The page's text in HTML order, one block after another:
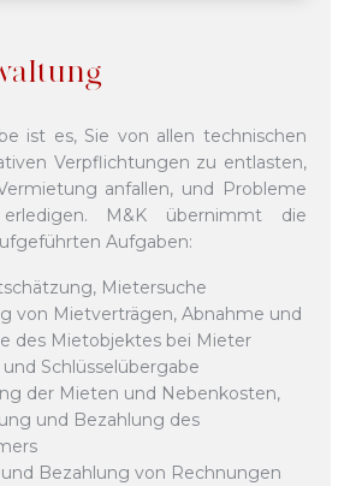
ist es, Sie von allen technischen
Verpflichtungen zu entlasten,
anfallen, und Probleme
M&K übernimmt die
Aufgaben:
Mietersuche
von Mietverträgen, Abnahme und
des Mietobjektes bei Mieter
Schlüsselübergabe
der Mieten und Nebenkosten,
und Bezahlung des
Bezahlung von Rechnungen